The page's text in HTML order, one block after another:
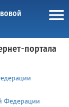
портала
Федерации